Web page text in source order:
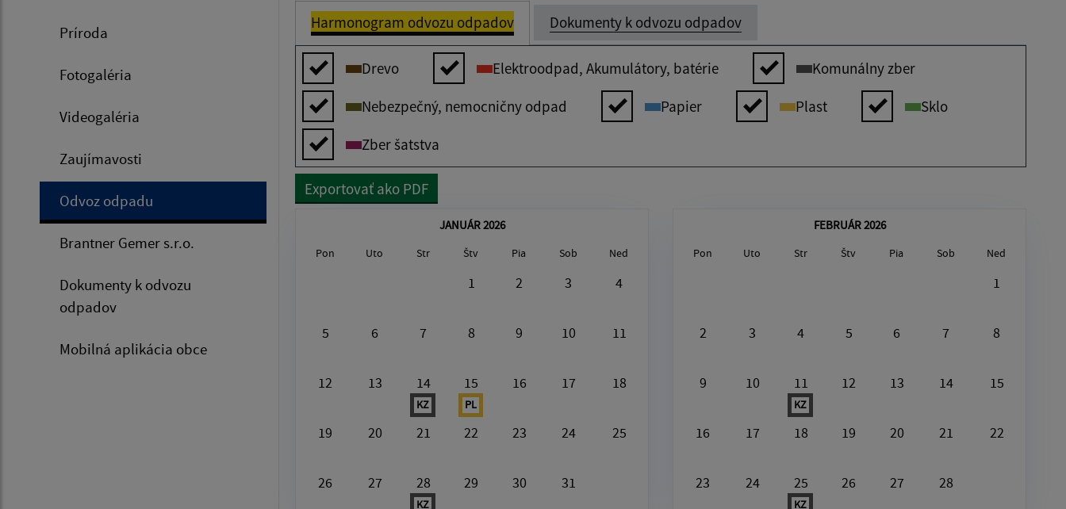
Príroda
Fotogaléria
Videogaléria
Zaujímavosti
Odvoz odpadu
Brantner Gemer s.r.o.
Dokumenty k odvozu
odpadov
Mobilná aplikácia obce
Harmonogram odvozu odpadov Dokumenty k odvozu odpadov
Drevo Elektroodpad, Akumulátory, batérie
Komunálny zber
Nebezpečný, nemocničny odpad
Papier Plast
Sklo
Zber šatstva
Exportovať ako PDF
JANUÁR 2026
Pon Uto Str Štv Pia Sob Ned
1 2 3 4
5 6 7 8 9 10 11
12 13 14
KZ
15
PL
16 17 18
19 20 21 22 23 24 25
26 27 28
KZ
29 30 31
FEBRUÁR 2026
Pon Uto Str Štv Pia Sob Ned
1
2 3 4 5 6 7 8
9 10 11
KZ
12 13 14 15
16 17 18 19 20 21 22
23 24 25
KZ
26 27 28